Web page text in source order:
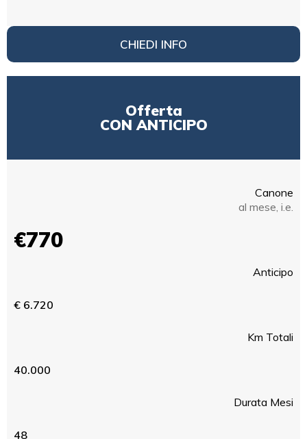
CHIEDI INFO
Offerta
CON ANTICIPO
Canone
al mese, i.e.
€770
Anticipo
€ 6.720
Km Totali
40.000
Durata Mesi
48